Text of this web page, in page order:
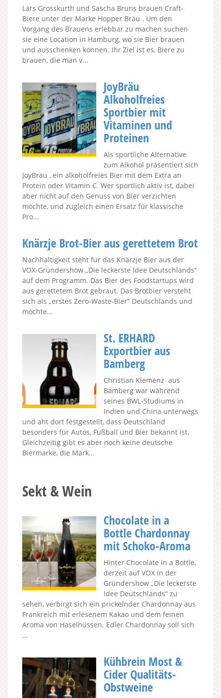
Lars Grosskurth und Sascha Bruns brauen Craft-
Biere unter der Marke Hopper Bräu . Um den
Vorgang des Brauens erlebbar zu machen suchen
sie eine Location in Hamburg, wo sie Bier brauen
und ausschenken können. Ihr Ziel ist es, Biere zu
brauen, die man v...
JoyBräu
Alkoholfreies
Sportbier mit
Vitaminen und
Proteinen
Als sportliche Alternative
zum Alkohol präsentiert sich
JoyBräu , ein alkoholfreies Bier mit dem Extra an
Protein oder Vitamin C. Wer sportlich aktiv ist, dabei
aber nicht auf den Genuss von Bier verzichten
möchte, und zugleich einen Ersatz für klassische
Pro...
Knärzje Brot-Bier aus gerettetem Brot
Nachhaltigkeit steht für das Knärzje Bier aus der
VOX-Gründershow „Die leckerste Idee Deutschlands“
auf dem Programm. Das Bier des Foodstartups wird
aus gerettetem Brot gebraut. Das Brotbier versteht
sich als „erstes Zero-Waste-Bier“ Deutschlands und
möchte...
St. ERHARD
Exportbier aus
Bamberg
Christian Klemenz aus
Bamberg war während
seines BWL-Studiums in
Indien und China unterwegs
und aht dort festgestellt, dass Deutschland
besonders für Autos, Fußball und Bier bekannt ist.
Gleichzeitig gibt es aber noch keine deutsche
Biermarke, die Märk...
Sekt & Wein
Chocolate in a
Bottle Chardonnay
mit Schoko-Aroma
Hinter Chocolate in a Bottle,
derzeit auf VOX in der
Gründershow „Die leckerste
Idee Deutschlands“ zu
sehen, verbirgt sich ein prickelnder Chardonnay aus
Frankreich mit erlesenem Kakao und dem feinen
Aroma von Haselnüssen. Edler Chardonnay soll sich
...
Kühbrein Most &
Cider Qualitäts-
Obstweine